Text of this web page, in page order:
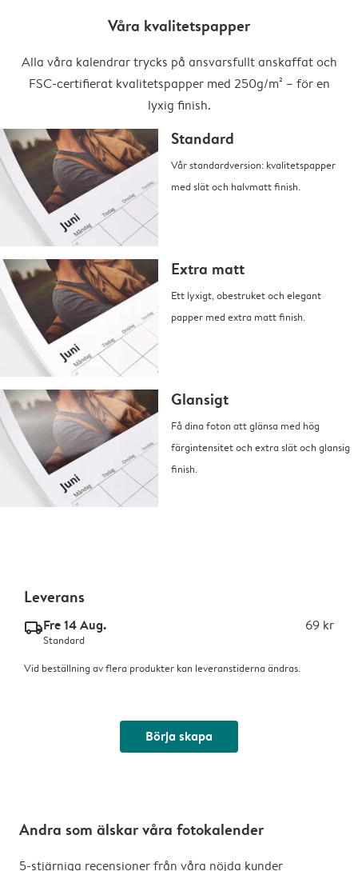
Våra kvalitetspapper
Alla våra kalendrar trycks på ansvarsfullt anskaffat och
FSC-certifierat kvalitetspapper med 250g/m² – för en
lyxig finish.
Standard
Vår standardversion: kvalitetspapper
med slät och halvmatt finish.
Extra matt
Ett lyxigt, obestruket och elegant
papper med extra matt finish.
Glansigt
Få dina foton att glänsa med hög
färgintensitet och extra slät och glansig
finish.
Leverans
delivery_standard_v2Fre 14 Aug. 69 kr
Standard
Vid beställning av flera produkter kan leveranstiderna ändras.
Börja skapa
Andra som älskar våra fotokalender
5-stjärniga recensioner från våra nöjda kunder